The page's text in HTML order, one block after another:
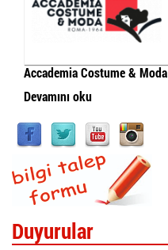
Accademia Costume & Moda
Devamını oku
Duyurular